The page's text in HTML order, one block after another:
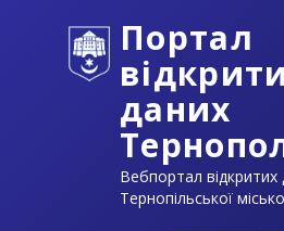
Портал
даних
Вебпортал відкритих
Тернопільської